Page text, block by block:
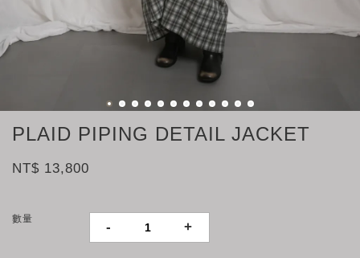
PLAID PIPING DETAIL JACKET
NT$ 13,800
數量
- +